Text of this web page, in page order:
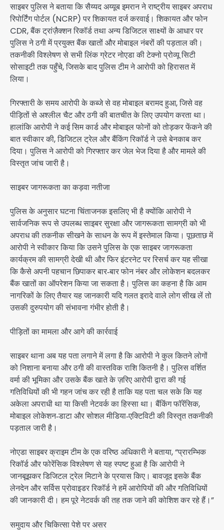
साइबर पुलिस ने बताया कि सैय्यद अय्यूब इमरान ने राष्ट्रीय साइबर अपराध
रिपोर्टिंग पोर्टल (NCRP) पर शिकायत दर्ज करवाई। शिकायत और फोन
CDR, बैंक ट्रांज़ैक्शन रिकॉर्ड तथा अन्य डिजिटल साक्ष्यों के आधार पर
पुलिस ने ठगी में प्रयुक्त बैंक खातों और मोबाइल नंबरों की पड़ताल की।
तकनीकी विश्लेषण से सभी लिंक ग्रेटर नोएडा की टेक्नो प्रोव्यू सिटी
सोसाइटी तक पहुँचे, जिसके बाद पुलिस टीम ने आरोपी को हिरासत में
लिया।
गिरफ्तारी के समय आरोपी के कब्जे से वह मोबाइल बरामद हुआ, जिसे वह
पीड़ितों से अश्लील चैट और ठगी की बातचीत के लिए उपयोग करता था।
हालांकि आरोपी ने कई सिम कार्ड और मोबाइल फोनों को तोड़कर फेंकने की
बात स्वीकार की, डिजिटल ट्रेल और बैंकिंग रिकॉर्ड ने उसे बेनकाब कर
दिया। पुलिस ने आरोपी को गिरफ्तार कर जेल भेज दिया है और मामले की
विस्तृत जांच जारी है।
साइबर जागरूकता का कड़वा नतीजा
पुलिस के अनुसार घटना चिंताजनक इसलिए भी है क्योंकि आरोपी ने
सार्वजनिक रूप से उपलब्ध साइबर सुरक्षा और जागरूकता सामग्री को भी
अपराध की तकनीक सीखने के साधन के रूप में इस्तेमाल किया। पूछताछ में
आरोपी ने स्वीकार किया कि उसने पुलिस के एक साइबर जागरूकता
कार्यक्रम की सामग्री देखी थी और फिर इंटरनेट पर रिसर्च कर यह सीखा
कि कैसे अपनी पहचान छिपाकर बार‑बार फोन नंबर और लोकेशन बदलकर
बैंक खातों का ऑपरेशन किया जा सकता है। पुलिस का कहना है कि आम
नागरिकों के लिए तैयार यह जानकारी यदि गलत इरादे वाले लोग सीख लें तो
उसकी दुरुपयोग की संभावना गंभीर होती है।
पीड़ितों का मामला और आगे की कार्रवाई
साइबर थाना अब यह पता लगाने में लगा है कि आरोपी ने कुल कितने लोगों
को निशाना बनाया और ठगी की वास्तविक राशि कितनी है। पुलिस वर्शित
वर्मा की भूमिका और उसके बैंक खाते के ज़रिए आरोपी द्वारा की गई
गतिविधियों की भी गहन जांच कर रही है ताकि यह पता चल सके कि यह
अकेला अपराधी था या किसी नेटवर्क का हिस्सा था। बैंकिंग फॉरेंसिक,
मोबाइल लोकेशन‑डाटा और सोशल मीडिया‑एक्टिविटी की विस्तृत तकनीकी
पड़ताल जारी है।
नोएडा साइबर क्राइम टीम के एक वरिष्ठ अधिकारी ने बताया, “प्रारम्भिक
रिकॉर्ड और फोरेंसिक विश्लेषण से यह स्पष्ट हुआ है कि आरोपी ने
जानबूझकर डिजिटल ट्रेल मिटाने के प्रयास किए। बावजूद इसके बैंक
लेनदेन और सर्विस प्रोवाइडर रिकॉर्ड ने हमें आरोपियों की और गतिविधियों
की जानकारी दी। हम पूरे नेटवर्क की तह तक जाने की कोशिश कर रहे हैं।”
समुदाय और चिकित्सा पेशे पर असर